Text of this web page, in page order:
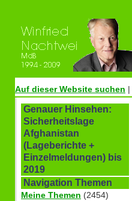
Auf dieser Website suchen |
Genauer Hinsehen:
Sicherheitslage
Afghanistan
(Lageberichte +
Einzelmeldungen) bis
2019
Navigation Themen
Meine Themen (2454)